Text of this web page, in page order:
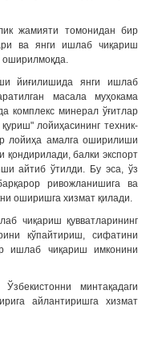
жамияти томонидан бир
ва янги ишлаб чиқариш
оширилмоқда.
йиғилишида янги ишлаб
масала муҳокама
комплекс минерал ўғитлар
лойиҳасининг техник-
лойиҳа амалга оширилиши
қондирилади, балки экспорт
айтиб ўтилди. Бу эса, ўз
ривожланишига ва
оширишга хизмат қилади.
чиқариш қувватларининг
кўпайтириш, сифатини
ишлаб чиқариш имконини
минтақадаги
айлантиришга хизмат